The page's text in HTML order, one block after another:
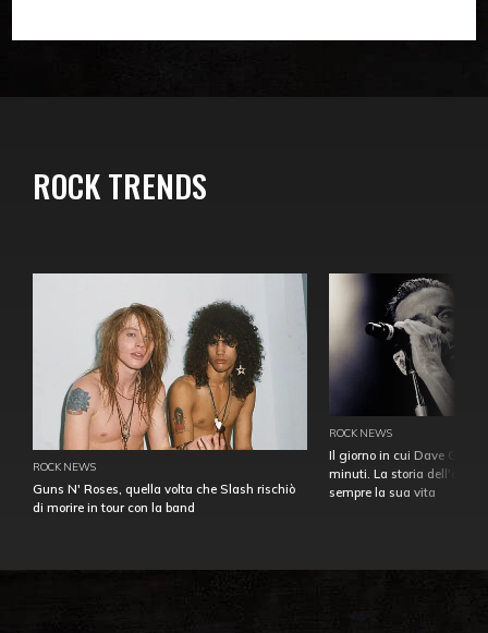
ROCK TRENDS
ROCK NEWS
Guns N' Roses, quella volta che Slash rischiò
di morire in tour con la band
ROCK NEWS
Il giorno in cui Dave
minuti. La storia
sempre la sua vita